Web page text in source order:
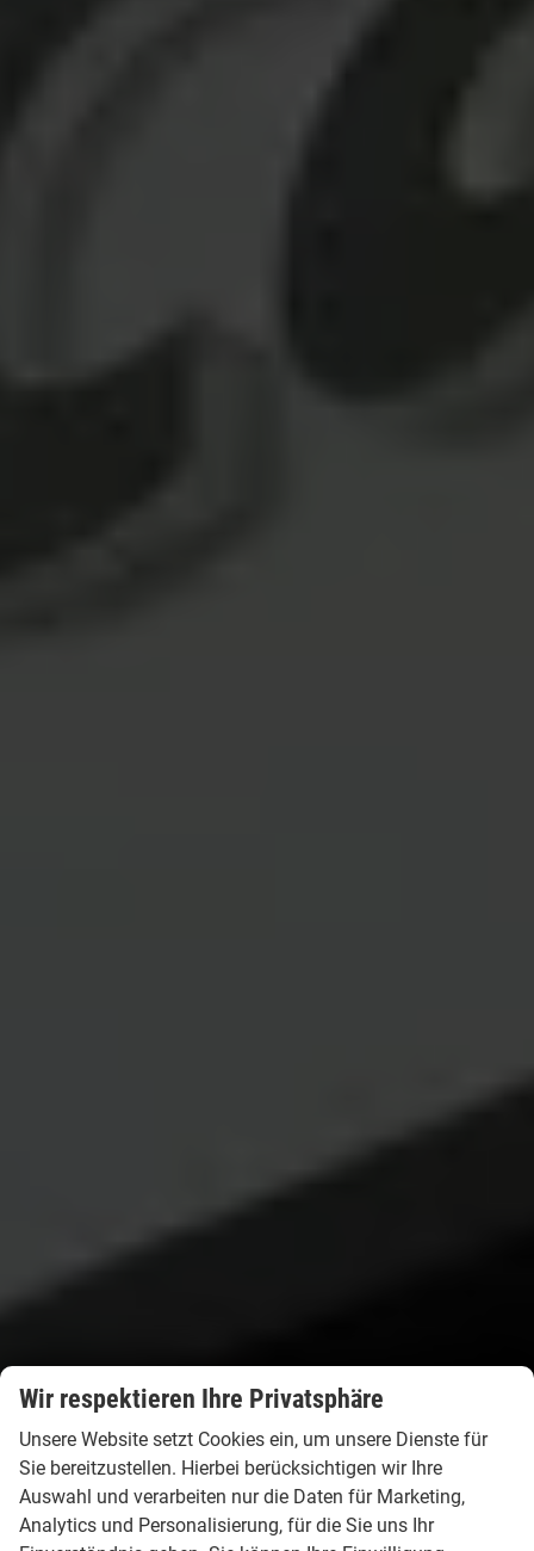
Wir respektieren Ihre Privatsphäre
Unsere Website setzt Cookies ein, um unsere Dienste für
Sie bereitzustellen. Hierbei berücksichtigen wir Ihre
Auswahl und verarbeiten nur die Daten für Marketing,
Analytics und Personalisierung, für die Sie uns Ihr